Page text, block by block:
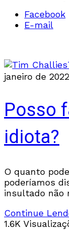
Facebook
E-mail
janeiro de 2022
Posso
idiota?
O quanto
poderíamos
insultado não
Continue
1.6K